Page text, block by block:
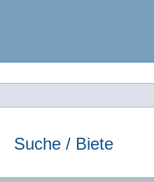
Suche / Biete